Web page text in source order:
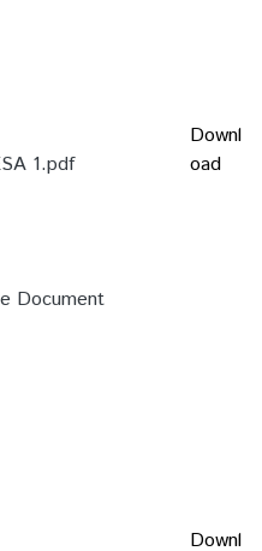
1.pdf
Document
Downl
oad
Downl